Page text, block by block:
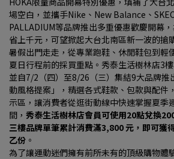
場空白，並攜手Nike、New Balance、
PALLADIUM等品牌推出多重優惠歡慶開幕
省上千元，可望掀起大台北南區新一波的搶
暑假出門走走，從專業跑鞋、休閒鞋包到輕
夏日行程前的採買重點。秀泰生活樹林店3
並自7/2（四）至8/26（三）集結9大品牌
動風格提案」，精選各式鞋款、包款與配件
示區，讓消費者從逛街動線中快速掌握夏季
間， 秀泰生活樹林店會員可使用20點兌換
三樓品牌單筆累計消費滿3,800 元，即可獲
乙份 。
為了讓運動迷們擁有前所未有的頂級購物體